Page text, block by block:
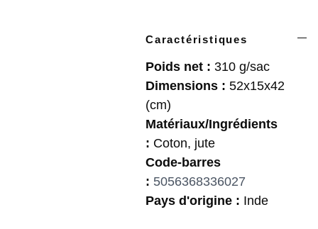
Caractéristiques
Poids net : 310 g/sac
Dimensions : 52x15x42
(cm)
Matériaux/Ingrédients
: Coton, jute
Code-barres
: 5056368336027
Pays d'origine : Inde